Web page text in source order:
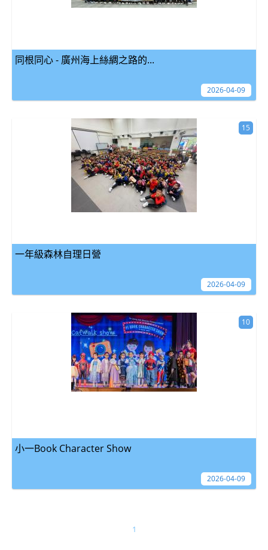
同根同心 - 廣州海上絲綢之路的...
2026-04-09
一年級森林自理日營
15
2026-04-09
小一Book Character Show
10
2026-04-09
1